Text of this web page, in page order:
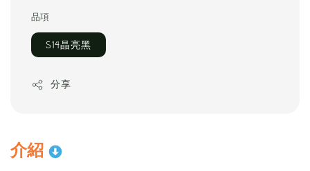
品項
S14晶亮黑
分享
介紹